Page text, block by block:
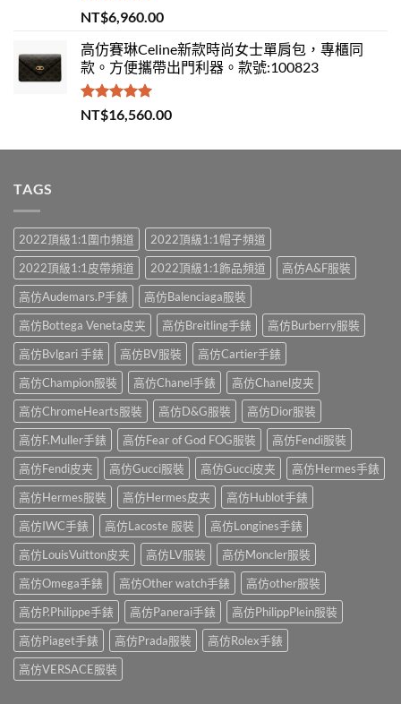
評分 5.00
滿分 5
NT$6,960.00
高仿賽琳Celine新款時尚女士單肩包，專櫃同
款。方便攜帶出門利器。款號:100823
評分5.00
滿分 5
NT$16,560.00
TAGS
2022頂級1:1圍巾頻道
2022頂級1:1帽子頻道
2022頂級1:1皮帶頻道
2022頂級1:1飾品頻道
高仿A&F服裝
高仿Audemars.P手錶
高仿Balenciaga服裝
高仿Bottega Veneta皮夹
高仿Breitling手錶
高仿Burberry服裝
高仿Bvlgari 手錶
高仿BV服裝
高仿Cartier手錶
高仿Champion服裝
高仿Chanel手錶
高仿Chanel皮夹
高仿ChromeHearts服裝
高仿D&G服裝
高仿Dior服裝
高仿F.Muller手錶
高仿Fear of God FOG服裝
高仿Fendi服裝
高仿Fendi皮夹
高仿Gucci服裝 高仿Gucci皮夹
高仿Hermes手錶
高仿Hermes服裝
高仿Hermes皮夹
高仿Hublot手錶
高仿IWC手錶
高仿Lacoste 服裝
高仿Longines手錶
高仿LouisVuitton皮夹
高仿LV服裝
高仿Moncler服裝
高仿Omega手錶
高仿Other watch手錶
高仿other服裝
高仿P.Philippe手錶
高仿Panerai手錶
高仿PhilippPlein服裝
高仿Piaget手錶
高仿Prada服裝
高仿Rolex手錶
高仿VERSACE服裝